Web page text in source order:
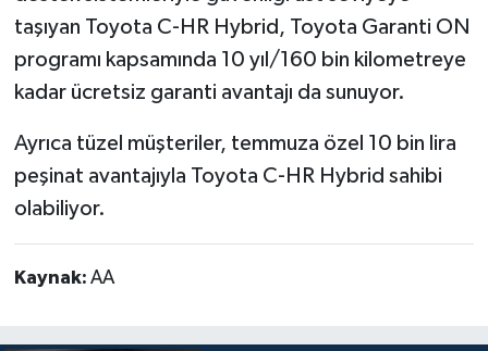
taşıyan Toyota C-HR Hybrid, Toyota Garanti ON
programı kapsamında 10 yıl/160 bin kilometreye
kadar ücretsiz garanti avantajı da sunuyor.
Ayrıca tüzel müşteriler, temmuza özel 10 bin lira
peşinat avantajıyla Toyota C-HR Hybrid sahibi
olabiliyor.
Kaynak: AA